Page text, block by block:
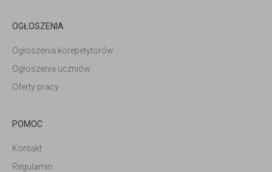
OGŁOSZENIA
Ogłoszenia korepetytorów
Ogłoszenia uczniów
Oferty pracy
POMOC
Kontakt
Regulamin